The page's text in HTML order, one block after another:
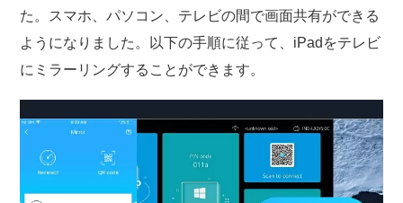
た。スマホ、パソコン、テレビの間で画面共有ができる
ようになりました。以下の手順に従って、iPadをテレビ
にミラーリングすることができます。